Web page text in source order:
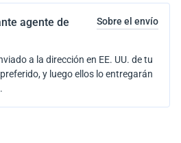
agente de
Sobre el envío
a la dirección en EE. UU. de tu
y luego ellos lo entregarán